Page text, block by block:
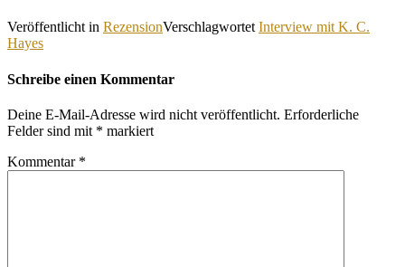
Veröffentlicht in RezensionVerschlagwortet Interview mit K. C.
Hayes
Schreibe einen Kommentar
Deine E-Mail-Adresse wird nicht veröffentlicht. Erforderliche
Felder sind mit * markiert
Kommentar *